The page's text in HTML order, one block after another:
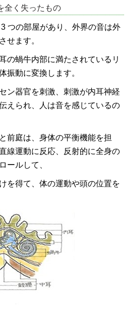
全く失ったもの
つの部屋があり、外界の音は外
せます。
の蝸牛内部に満たされているリ
振動に変換します。
ン器官を刺激、刺激が内耳神経
えられ、人は音を感じているの
前庭は、身体の平衡機能を担
線運動に反応、反射的に全身の
ールして、
を得て、体の運動や頭の位置を